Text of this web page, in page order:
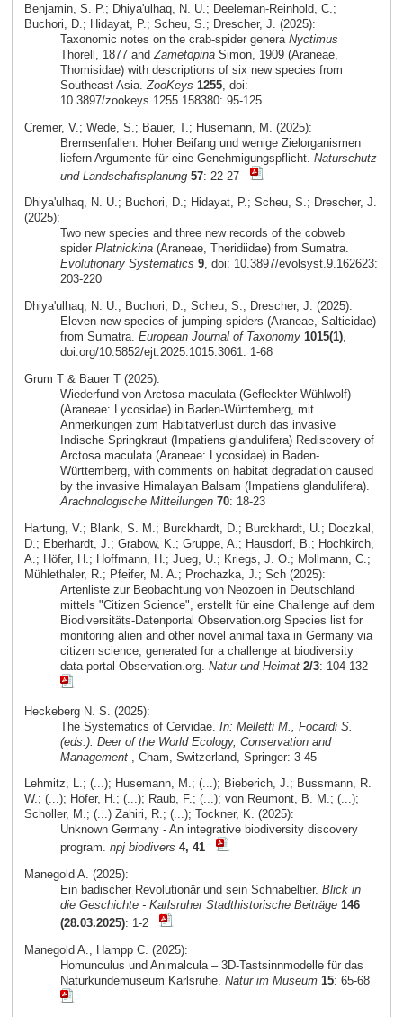
Benjamin, S. P.; Dhiya'ulhaq, N. U.; Deeleman-Reinhold, C.;
Buchori, D.; Hidayat, P.; Scheu, S.; Drescher, J. (2025):
Taxonomic notes on the crab-spider genera Nyctimus
Thorell, 1877 and ZametopinaSimon, 1909 (Araneae,
Thomisidae) with descriptions of six new species from
Southeast Asia. ZooKeys 1255, doi:
10.3897/zookeys.1255.158380: 95-125
Cremer, V.; Wede, S.; Bauer, T.; Husemann, M. (2025):
Bremsenfallen. Hoher Beifang und wenige Zielorganismen
liefern Argumente für eine Genehmigungspflicht. Naturschutz
und Landschaftsplanung 57: 22-27
Dhiya'ulhaq, N. U.; Buchori, D.; Hidayat, P.; Scheu, S.; Drescher, J.
(2025):
Two new species and three new records of the cobweb
spider Platnickina(Araneae, Theridiidae) from Sumatra.
Evolutionary Systematics 9, doi: 10.3897/evolsyst.9.162623:
203-220
Dhiya'ulhaq, N. U.; Buchori, D.; Scheu, S.; Drescher, J. (2025):
Eleven new species of jumping spiders (Araneae, Salticidae)
from Sumatra. European Journal of Taxonomy 1015(1),
doi.org/10.5852/ejt.2025.1015.3061: 1-68
Grum T & Bauer T (2025):
Wiederfund von Arctosa maculata (Gefleckter Wühlwolf)
(Araneae: Lycosidae) in Baden-Württemberg, mit
Anmerkungen zum Habitatverlust durch das invasive
Indische Springkraut (Impatiens glandulifera) Rediscovery of
Arctosa maculata (Araneae: Lycosidae) in Baden-
Württemberg, with comments on habitat degradation caused
by the invasive Himalayan Balsam (Impatiens glandulifera).
Arachnologische Mitteilungen 70: 18-23
Hartung, V.; Blank, S. M.; Burckhardt, D.; Burckhardt, U.; Doczkal,
D.; Eberhardt, J.; Grabow, K.; Gruppe, A.; Hausdorf, B.; Hochkirch,
A.; Höfer, H.; Hoffmann, H.; Jueg, U.; Kriegs, J. O.; Mollmann, C.;
Mühlethaler, R.; Pfeifer, M. A.; Prochazka, J.; Sch (2025):
Artenliste zur Beobachtung von Neozoen in Deutschland
mittels "Citizen Science", erstellt für eine Challenge auf dem
Biodiversitäts-Datenportal Observation.org Species list for
monitoring alien and other novel animal taxa in Germany via
citizen science, generated for a challenge at biodiversity
data portal Observation.org. Natur und Heimat 2/3: 104-132
Heckeberg N. S. (2025):
The Systematics of Cervidae. In: Melletti M., Focardi S.
(eds.): Deer of the World Ecology, Conservation and
Management, Cham, Switzerland, Springer: 3-45
Lehmitz, L.; (...); Husemann, M.; (...); Bieberich, J.; Bussmann, R.
W.; (...); Höfer, H.; (...); Raub, F.; (...); von Reumont, B. M.; (...);
Scholler, M.; (...) Zahiri, R.; (...); Tockner, K. (2025):
Unknown Germany - An integrative biodiversity discovery
program. npj biodivers 4, 41
Manegold A. (2025):
Ein badischer Revolutionär und sein Schnabeltier. Blick in
die Geschichte - Karlsruher Stadthistorische Beiträge 146
(28.03.2025): 1-2
Manegold A., Hampp C. (2025):
Homunculus und Animalcula – 3D-Tastsinnmodelle für das
Naturkundemuseum Karlsruhe. Natur im Museum 15: 65-68